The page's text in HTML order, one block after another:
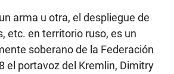
arma u otra, el despliegue de
etc. en territorio ruso, es un
soberano de la Federación
el portavoz del Kremlin, Dimitry